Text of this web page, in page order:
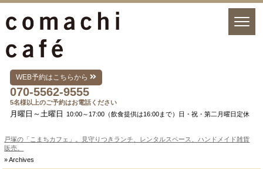
WEB予約はこちらから
070-5562-9555
5名様以上のご予約はお電話ください
月曜日～土曜日 10:00～17:00（飲食提供は16:00まで）日・祝・第二月曜日定休
戸塚の「こまちカフェ」。見守りつきランチ、レンタルスペース、ハンドメイド雑貨
販売。
» Archives